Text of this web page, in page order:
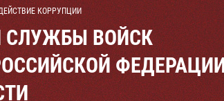
КОРРУПЦИИ
СЛУЖБЫ ВОЙСК